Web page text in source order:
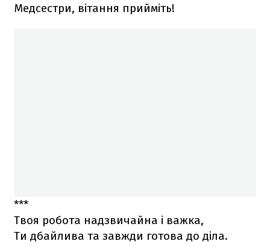
Медсестри, вітання прийміть!
***
Твоя робота надзвичайна і важка,
Ти дбайлива та завжди готова до діла.